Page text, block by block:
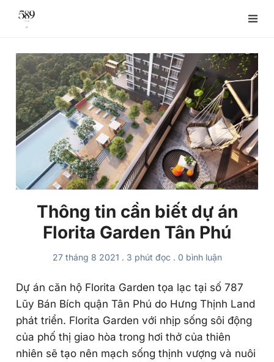
Thông tin cần biết dự án
Florita Garden Tân Phú
27 tháng 8 2021 . 3 phút đọc . 0 bình luận
Dự án căn hộ Florita Garden tọa lạc tại số 787
Lũy Bán Bích quận Tân Phú do Hưng Thịnh Land
phát triển. Florita Garden với nhịp sống sôi động
của phố thị giao hòa trong hơi thở của thiên
nhiên sẽ tạo nên mạch sống thịnh vượng và nuôi